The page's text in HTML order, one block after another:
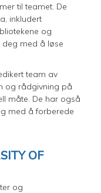
til teamet. De
inkludert
og
deg med å løse
team av
og rådgivning på
måte. De har også
med å forberede
OF
og